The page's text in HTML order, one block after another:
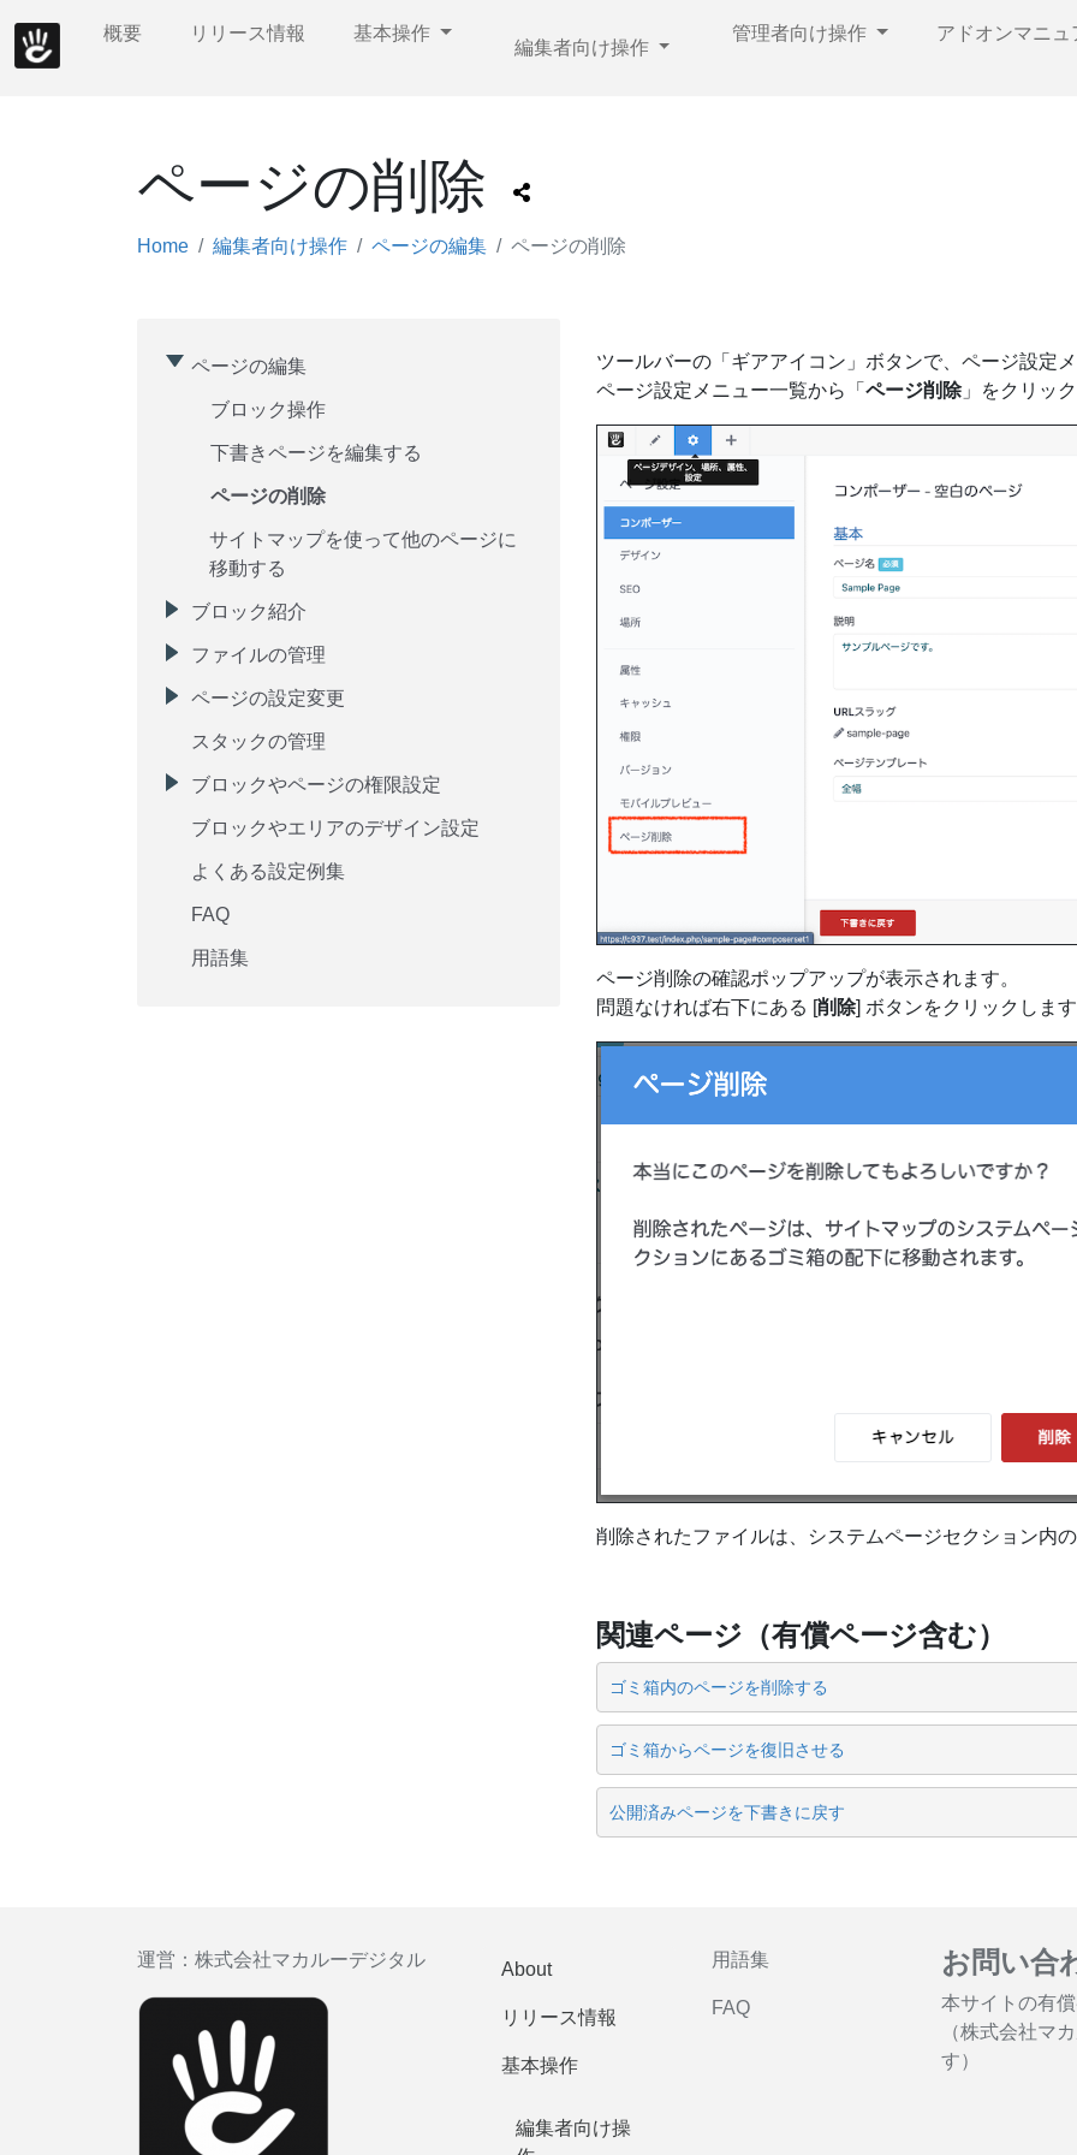
概要 リリース情報 基本操作
編集者向け操作
管理者向け操作 アドオンマニ
ページの削除
Home 編集者向け操作 ページの編集 ページの削除
ページの編集
ブロック操作
下書きページを編集する
ページの削除
サイトマップを使って他のページに
移動する
ブロック紹介
ファイルの管理
ページの設定変更
スタックの管理
ブロックやページの権限設定
ブロックやエリアのデザイン設定
よくある設定例集
FAQ
用語集
ツールバーの「ギアアイコン」ボタンで、ページ設定
ページ設定メニュー一覧から「 ページ削除」をクリッ
ページ削除の確認ポップアップが表示されます。
問題なければ右下にある [削除] ボタンをクリックしま
削除されたファイルは、システムページセクション内
関連ページ（有償ページ含む）
ゴミ箱内のページを削除する
ゴミ箱からページを復旧させる
公開済みページを下書きに戻す
運営： 株式会社マカルーデジタル About
リリース情報
基本操作
編集者向け操
用語集
FAQ
お問い合
本サイトの有
（株式会社マ
す）